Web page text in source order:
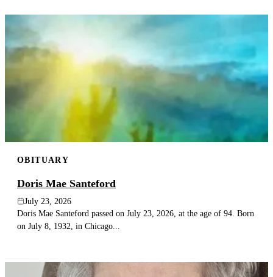
OBITUARY
Doris Mae Santeford
July 23, 2026
Doris Mae Santeford passed on July 23, 2026, at the age of 94. Born
on July 8, 1932, in Chicago...